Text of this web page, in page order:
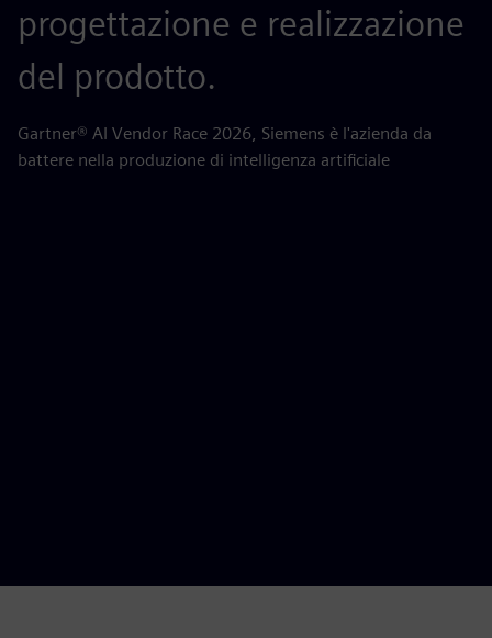
progettazione e realizzazione
del prodotto.
Gartner® AI Vendor Race 2026, Siemens è l'azienda da
battere nella produzione di intelligenza artificiale